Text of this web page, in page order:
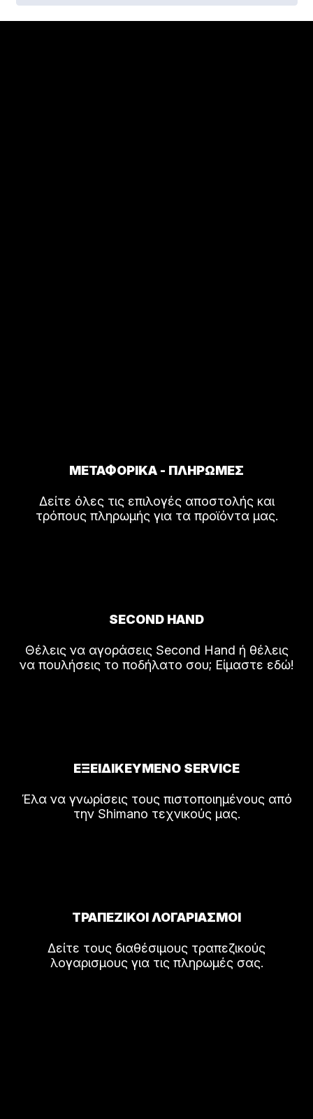
ΜΕΤΑΦΟΡΙΚΑ - ΠΛΗΡΩΜΕΣ
Δείτε όλες τις επιλογές αποστολής και
τρόπους πληρωμής για τα προϊόντα μας.
SECOND HAND
Θέλεις να αγοράσεις Second Hand ή θέλεις
να πουλήσεις το ποδήλατο σου; Είμαστε εδώ!
ΕΞΕΙΔΙΚΕΥΜΕΝΟ SERVICE
Έλα να γνωρίσεις τους πιστοποιημένους από
την Shimano τεχνικούς μας.
ΤΡΑΠΕΖΙΚΟΙ ΛΟΓΑΡΙΑΣΜΟΙ
Δείτε τους διαθέσιμους τραπεζικούς
λογαρισμους για τις πληρωμές σας.